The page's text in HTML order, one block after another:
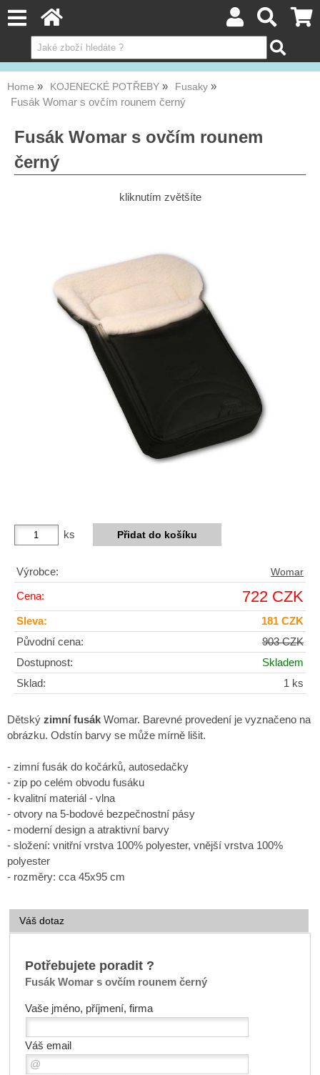
Home KOJENECKÉ POTŘEBY Fusaky
Fusák Womar s ovčím rounem černý
Fusák Womar s ovčím rounem
černý
kliknutím zvětšíte
ks
Výrobce: Womar
Cena: 722 CZK
Sleva:
181 CZK
Původní cena:
903 CZK
Dostupnost:
Skladem
Sklad:
1 ks
Dětský zimní fusák Womar. Barevné provedení je vyznačeno na
obrázku. Odstín barvy se může mírně lišit.
- zimní fusák do kočárků, autosedačky
- zip po celém obvodu fusáku
- kvalitní materiál - vlna
- otvory na 5-bodové bezpečnostní pásy
- moderní design a atraktivní barvy
- složení: vnitřní vrstva 100% polyester, vnější vrstva 100%
polyester
- rozměry: cca 45x95 cm
Váš dotaz
Potřebujete poradit ?
Fusák Womar s ovčím rounem černý
Vaše jméno, příjmení, firma
Váš email